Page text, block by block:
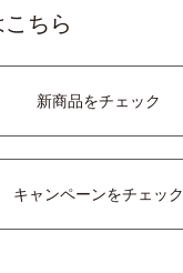
ちら
新商品をチェック
キャンペーンをチェック